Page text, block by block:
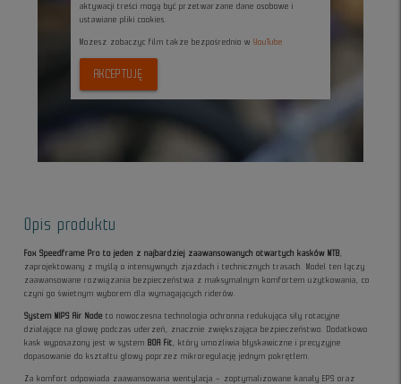
aktywacji treści mogą być przetwarzane dane osobowe i
ustawiane pliki cookies.
Możesz zobaczyc film także bezpośrednio w YouTube
AKCEPTUJĘ
Opis produktu
Fox Speedframe Pro to jeden z najbardziej zaawansowanych otwartych kasków MTB
zaprojektowany z myślą o intensywnych zjazdach i technicznych trasach. Model ten łączy
zaawansowane rozwiązania bezpieczeństwa z maksymalnym komfortem użytkowania, co
czyni go świetnym wyborem dla wymagających riderów.
System MIPS Air Node to nowoczesna technologia ochronna redukująca siły rotacyjne
działające na głowę podczas uderzeń, znacznie zwiększająca bezpieczeństwo. Dodatkowo
kask wyposażony jest w system BOA Fit
, który umożliwia błyskawiczne i precyzyjne
dopasowanie do kształtu głowy poprzez mikroregulację jednym pokrętłem.
Za komfort odpowiada zaawansowana wentylacja – zoptymalizowane kanały EPS oraz